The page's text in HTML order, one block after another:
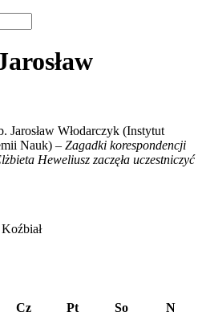
Jarosław Włodarczyk (Instytut
Nauk) – Zagadki korespondencji
Heweliusz zaczęła uczestniczyć
Cz Pt So
N